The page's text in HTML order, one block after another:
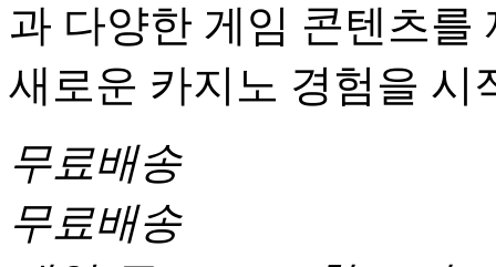
과 다양한 게임 콘텐츠를
새로운 카지노 경험을 시
무료배송
무료배송